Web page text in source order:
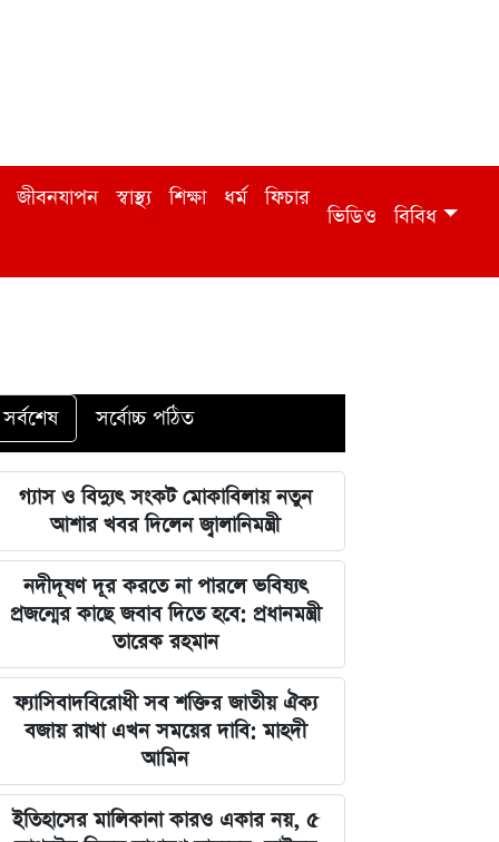
জীবনযাপন স্বাস্থ্য শিক্ষা ধর্ম ফিচার
ভিডিও বিবিধ
সর্বশেষ সর্বোচ্চ পঠিত
গ্যাস ও বিদ্যুৎ সংকট মোকাবিলায় নতুন
আশার খবর দিলেন জ্বালানিমন্ত্রী
নদীদূষণ দূর করতে না পারলে ভবিষ্যৎ
প্রজন্মের কাছে জবাব দিতে হবে: প্রধানমন্ত্রী
তারেক রহমান
ফ্যাসিবাদবিরোধী সব শক্তির জাতীয় ঐক্য
বজায় রাখা এখন সময়ের দাবি: মাহদী
আমিন
ইতিহাসের মালিকানা কারও একার নয়, ৫